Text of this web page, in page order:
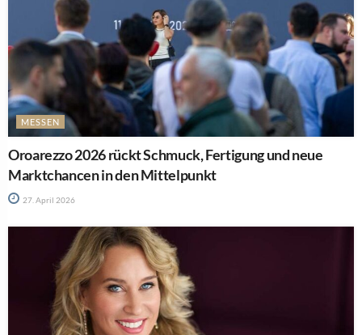
MESSEN
Oroarezzo 2026 rückt Schmuck, Fertigung und neue
Marktchancen in den Mittelpunkt
27. April 2026